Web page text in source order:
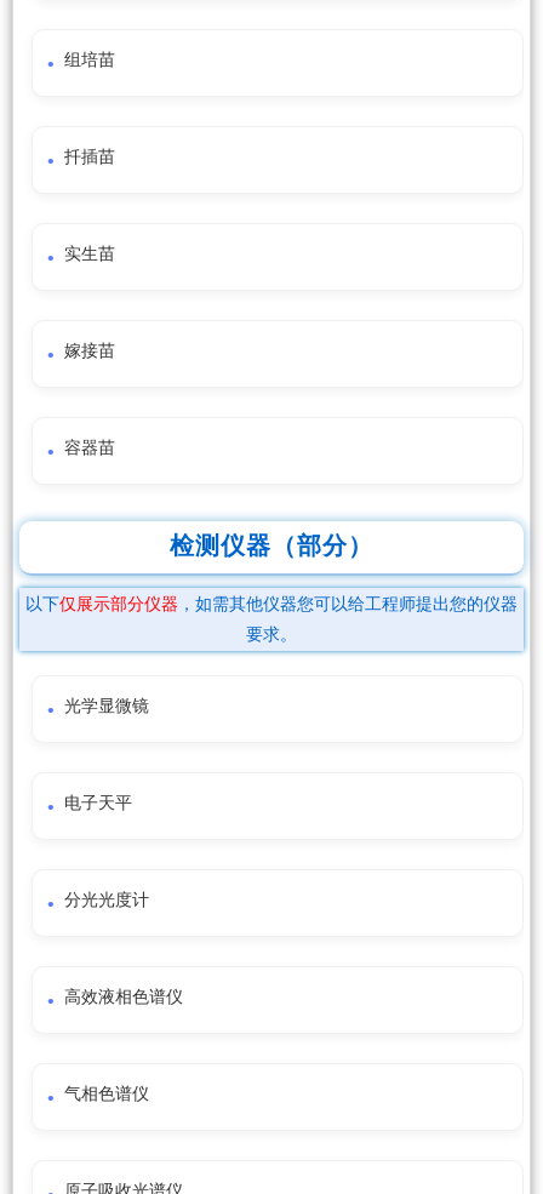
组培苗
扦插苗
实生苗
嫁接苗
容器苗
检测仪器（部分）
以下仅展示部分仪器 ，如需其他仪器您可以给工程师提出您的仪器
要求。
光学显微镜
电子天平
分光光度计
高效液相色谱仪
气相色谱仪